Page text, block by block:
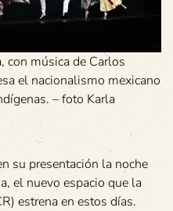
con música de Carlos
el nacionalismo mexicano
– foto Karla
su presentación la noche
el nuevo espacio que la
estrena en estos días.